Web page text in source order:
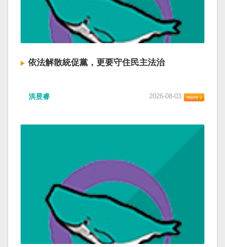
依法解散統促黨，更要守住民主法治
洪昱睿 2026-08-03